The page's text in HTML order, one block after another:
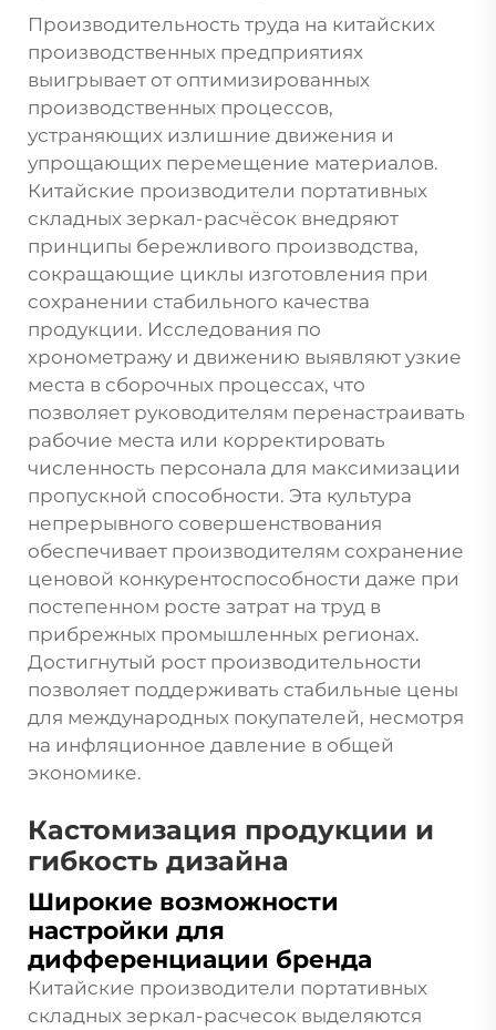
Производительность труда на китайских
производственных предприятиях
выигрывает от оптимизированных
производственных процессов,
устраняющих излишние движения и
упрощающих перемещение материалов.
Китайские производители портативных
складных зеркал-расчёсок внедряют
принципы бережливого производства,
сокращающие циклы изготовления при
сохранении стабильного качества
продукции. Исследования по
хронометражу и движению выявляют узкие
места в сборочных процессах, что
позволяет руководителям перенастраивать
рабочие места или корректировать
численность персонала для максимизации
пропускной способности. Эта культура
непрерывного совершенствования
обеспечивает производителям сохранение
ценовой конкурентоспособности даже при
постепенном росте затрат на труд в
прибрежных промышленных регионах.
Достигнутый рост производительности
позволяет поддерживать стабильные цены
для международных покупателей, несмотря
на инфляционное давление в общей
экономике.
Кастомизация продукции и
гибкость дизайна
Широкие возможности
настройки для
дифференциации бренда
Китайские производители портативных
складных зеркал-расчесок выделяются